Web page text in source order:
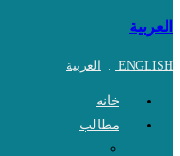
العربية
ENGLISH
. العربية
خانه
مطالب